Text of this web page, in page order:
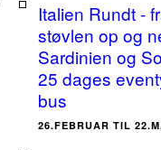
Italien Rundt -
støvlen op og
Sardinien og
25 dages
bus
26.FEBRUAR TIL